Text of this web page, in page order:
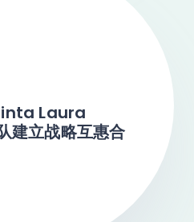
Laura
建立战略互惠合